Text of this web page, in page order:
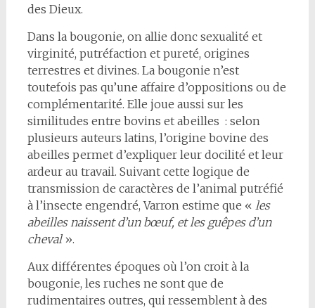
des Dieux.
Dans la bougonie, on allie donc sexualité et
virginité, putréfaction et pureté, origines
terrestres et divines. La bougonie n’est
toutefois pas qu’une affaire d’oppositions ou de
complémentarité. Elle joue aussi sur les
similitudes entre bovins et abeilles : selon
plusieurs auteurs latins, l’origine bovine des
abeilles permet d’expliquer leur docilité et leur
ardeur au travail. Suivant cette logique de
transmission de caractères de l’animal putréfié
à l’insecte engendré, Varron estime que « les
abeilles naissent d’un bœuf, et les guêpes d’un
cheval».
Aux différentes époques où l’on croit à la
bougonie, les ruches ne sont que de
rudimentaires outres, qui ressemblent à des